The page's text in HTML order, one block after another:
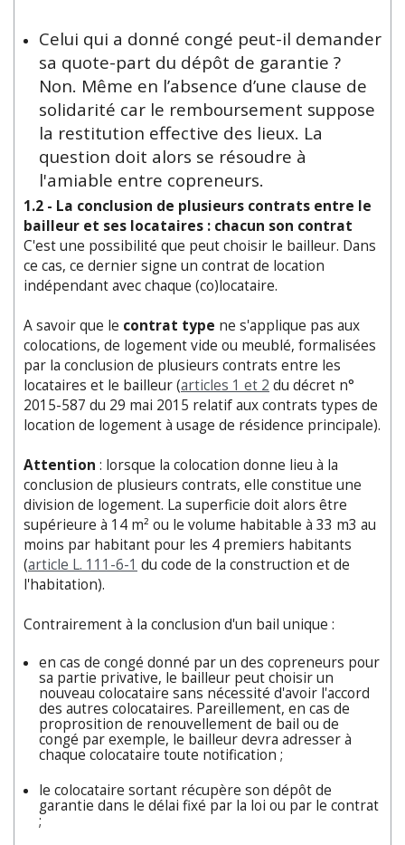
Celui qui a donné congé peut-il demander
sa quote-part du dépôt de garantie ?
Non. Même en l’absence d’une clause de
solidarité car le remboursement suppose
la restitution effective des lieux. La
question doit alors se résoudre à
l'amiable entre copreneurs.
1.2 - La conclusion de plusieurs contrats entre le
bailleur et ses locataires : chacun son contrat
C'est une possibilité que peut choisir le bailleur. Dans
ce cas, ce dernier signe un contrat de location
indépendant avec chaque (co)locataire.
A savoir que le contrat type ne s'applique pas aux
colocations, de logement vide ou meublé, formalisées
par la conclusion de plusieurs contrats entre les
locataires et le bailleur (articles 1 et 2 du décret n°
2015-587 du 29 mai 2015 relatif aux contrats types de
location de logement à usage de résidence principale).
Attention : lorsque la colocation donne lieu à la
conclusion de plusieurs contrats, elle constitue une
division de logement. La superficie doit alors être
supérieure à 14 m² ou le volume habitable à 33 m3 au
moins par habitant pour les 4 premiers habitants
(article L. 111-6-1 du code de la construction et de
l'habitation).
Contrairement à la conclusion d'un bail unique :
en cas de congé donné par un des copreneurs pour
sa partie privative, le bailleur peut choisir un
nouveau colocataire sans nécessité d'avoir l'accord
des autres colocataires. Pareillement, en cas de
proprosition de renouvellement de bail ou de
congé par exemple, le bailleur devra adresser à
chaque colocataire toute notification ;
le colocataire sortant récupère son dépôt de
garantie dans le délai fixé par la loi ou par le contrat
;